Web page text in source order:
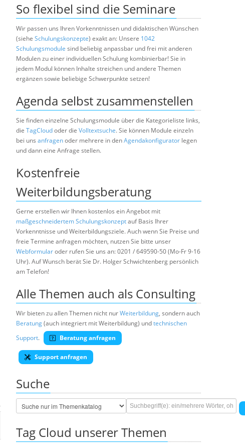
So flexibel sind die Seminare
Wir passen uns Ihren Vorkenntnissen und didaktischen Wünschen
(siehe Schulungskonzepte) exakt an: Unsere 1042
Schulungsmodule sind beliebig anpassbar und frei mit anderen
Modulen zu einer individuellen Schulung kombinierbar! Sie in
jedem Modul können Inhalte streichen und andere Themen
ergänzen sowie beliebige Schwerpunkte setzen!
Agenda selbst zusammenstellen
Sie finden einzelne Schulungsmodule über die Kategorieliste links,
die TagCloudoder die Volltextsuche. Sie können Module einzeln
bei uns anfragenoder mehrere in denAgendakonfigurator legen
und dann eine Anfrage stellen.
Kostenfreie
Weiterbildungsberatung
Gerne erstellen wir Ihnen kostenlos ein Angebot mit
maßgeschneidertem Schulungskonzeptauf Basis Ihrer
Vorkenntnisse und Weiterbildungsziele. Auch wenn Sie Preise und
freie Termine anfragen möchten, nutzen Sie bitte unser
Webformularoder rufen Sie uns an: 0201 / 649590-50 (Mo-Fr 9-16
Uhr). Auf Wunsch berät Sie Dr. Holger Schwichtenberg persönlich
am Telefon!
Alle Themen auch als Consulting
Wir bieten zu allen Themen nicht nurWeiterbildung, sondern auch
Beratung(auch integriert mit Weiterbildung) undtechnischen
Support. Beratung anfragen
Support anfragen
Suche
Tag Cloud unserer Themen